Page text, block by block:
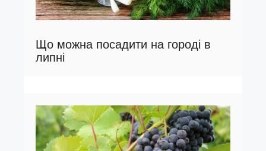
Що можна посадити на городі в
липні